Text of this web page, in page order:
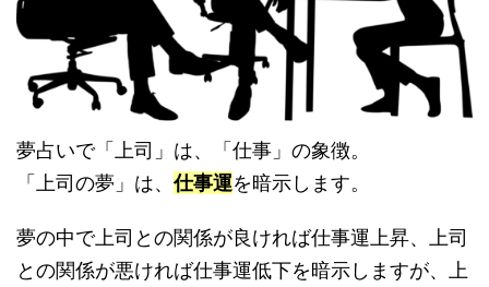
夢占いで「上司」は、「仕事」の象徴。
「上司の夢」は、仕事運を暗示します。
夢の中で上司との関係が良ければ仕事運上昇、上司
との関係が悪ければ仕事運低下を暗示しますが、上